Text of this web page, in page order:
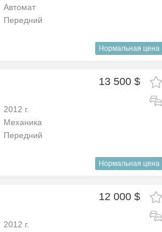
Автомат
Передний
Нормальная цена
13 500 $
2012 г.
Механика
Передний
Нормальная цена
12 000 $
2012 г.